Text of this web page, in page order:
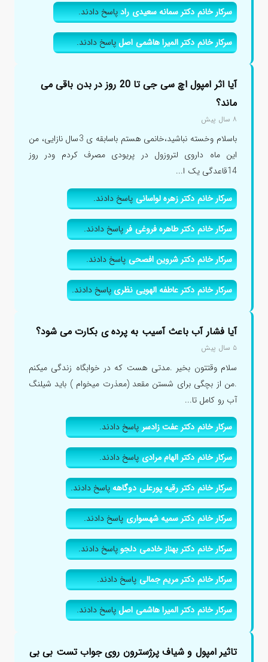
سرکار خانم دکتر سمانه سعیدی رادپاسخ دادند.
سرکار خانم دکتر المیرا هاشمی اصلپاسخ دادند.
آیا اثر امپول اچ سی جی تا 20 روز در بدن باقی می
ماند؟
۸ سال پیش
باسلام وخسته نباشید،خانمی هستم باسابقه ی 3سال نازایی، من
این ماه داروی لتروزول در پریودی مصرف کردم ودر روز
14قاعدگی یک ا...
سرکار خانم دکتر زهره لواسانیپاسخ دادند.
سرکار خانم دکتر طاهره فروغی فرپاسخ دادند.
سرکار خانم دکتر شروین افصحیپاسخ دادند.
سرکار خانم دکتر عاطفه الهویی نظریپاسخ دادند.
آیا فشار آب باعث آسیب به پرده ی بکارت می شود؟
۵ سال پیش
سلام وقتتون بخیر .مدتی هست که در خوابگاه زندگی میکنم
.من از بچگی برای شستن مقعد (معذرت میخوام ) باید شیلنگ
آب رو کامل تا...
سرکار خانم دکتر عفت زادسرپاسخ دادند.
سرکار خانم دکتر الهام مرادیپاسخ دادند.
سرکار خانم دکتر رقیه پورعلی دوگاههپاسخ دادند.
سرکار خانم دکتر سمیه شهسواریپاسخ دادند.
سرکار خانم دکتر بهناز خادمی دلجوپاسخ دادند.
سرکار خانم دکتر مریم جمالیپاسخ دادند.
سرکار خانم دکتر المیرا هاشمی اصلپاسخ دادند.
تاثیر امپول و شیاف پرژسترون روی جواب تست بی بی